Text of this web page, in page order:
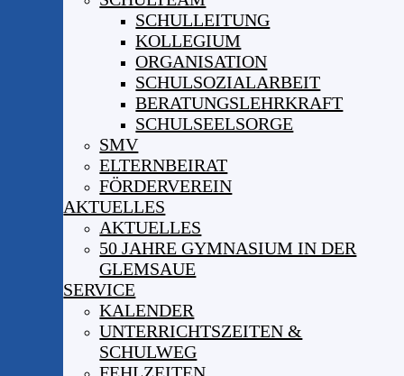
SCHULLEITUNG
KOLLEGIUM
ORGANISATION
SCHULSOZIALARBEIT
BERATUNGSLEHRKRAFT
SCHULSEELSORGE
SMV
ELTERNBEIRAT
FÖRDERVEREIN
AKTUELLES
AKTUELLES
50 JAHRE GYMNASIUM IN DER
GLEMSAUE
SERVICE
KALENDER
UNTERRICHTSZEITEN &
SCHULWEG